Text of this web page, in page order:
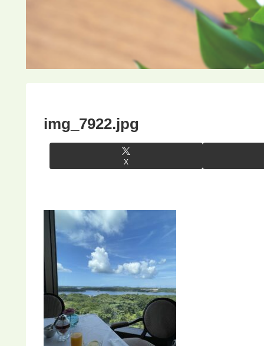
img_7922.jpg
X